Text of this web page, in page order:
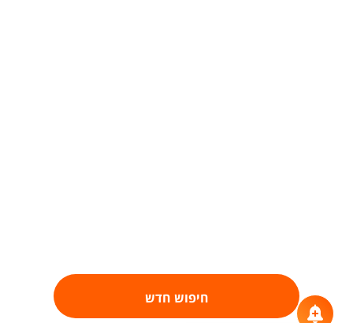
חיפוש חדש